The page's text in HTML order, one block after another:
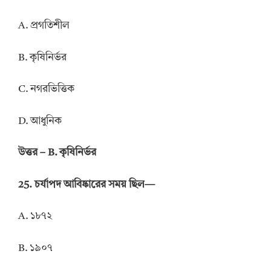
A. প্রগতিশীল
B. কৃষিনির্ভর
C. নগরভিত্তিক
D. আধুনিক
উত্তর – B. কৃষিনির্ভর
25. চর্যাপদ আবিষ্কারের সময় ছিল—
A. ১৮৭২
B. ১৯০৭